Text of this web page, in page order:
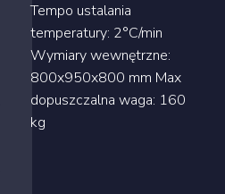
Tempo ustalania
temperatury: 2°C/min
Wymiary wewnętrzne:
800x950x800 mm Max
dopuszczalna waga: 160
kg